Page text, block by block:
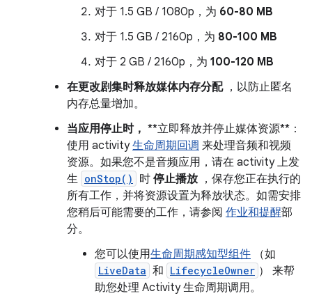
对于 1.5 GB / 1080p，为 60-80 MB
对于 1.5 GB / 2160p，为 80-100 MB
对于 2 GB / 2160p，为 100-120 MB
在更改剧集时释放媒体内存分配，以防止匿名
内存总量增加。
当应用停止时， **立即释放并停止媒体资源**：
使用 activity生命周期回调 来处理音频和视频
资源。如果您不是音频应用，请在 activity 上发
生 onStop() 时 停止播放，保存您正在执行的
所有工作，并将资源设置为释放状态。如需安排
您稍后可能需要的工作，请参阅 作业和提醒部
分。
您可以使用生命周期感知型组件 （如
LiveData 和 LifecycleOwner ） 来帮
助您处理 Activity 生命周期调用。